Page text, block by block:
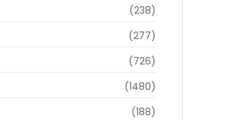
(238)
(277)
(726)
(1480)
(188)